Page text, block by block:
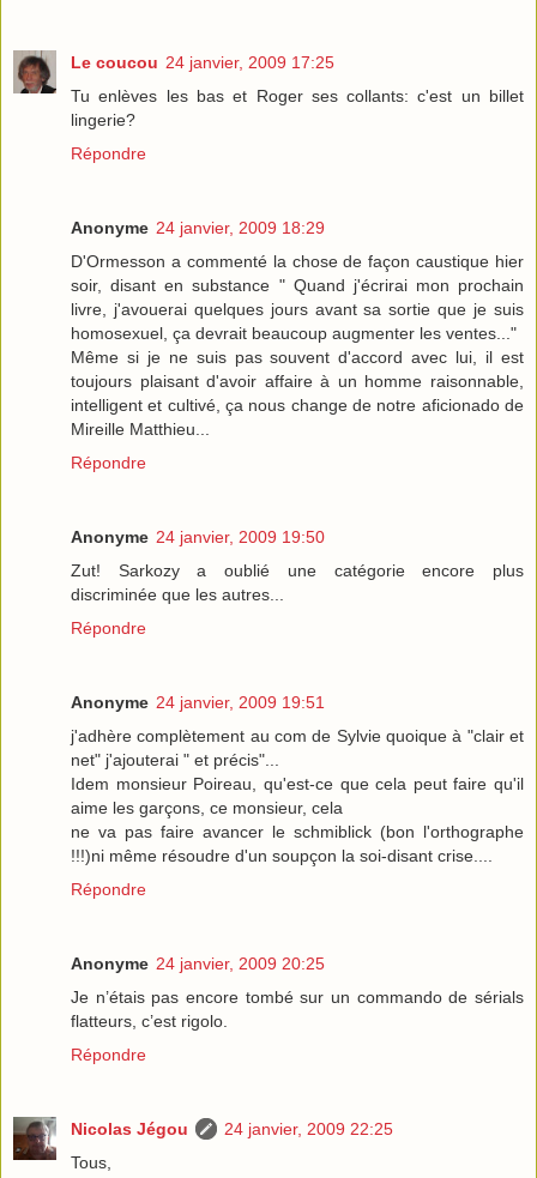
Le coucou 24 janvier, 2009 17:25
Tu enlèves les bas et Roger ses collants: c'est un billet
lingerie?
Répondre
Anonyme 24 janvier, 2009 18:29
D'Ormesson a commenté la chose de façon caustique hier
soir, disant en substance " Quand j'écrirai mon prochain
livre, j'avouerai quelques jours avant sa sortie que je suis
homosexuel, ça devrait beaucoup augmenter les ventes..."
Même si je ne suis pas souvent d'accord avec lui, il est
toujours plaisant d'avoir affaire à un homme raisonnable,
intelligent et cultivé, ça nous change de notre aficionado de
Mireille Matthieu...
Répondre
Anonyme 24 janvier, 2009 19:50
Zut! Sarkozy a oublié une catégorie encore plus
discriminée que les autres...
Répondre
Anonyme 24 janvier, 2009 19:51
j'adhère complètement au com de Sylvie quoique à "clair et
net" j'ajouterai " et précis"...
Idem monsieur Poireau, qu'est-ce que cela peut faire qu'il
aime les garçons, ce monsieur, cela
ne va pas faire avancer le schmiblick (bon l'orthographe
!!!)ni même résoudre d'un soupçon la soi-disant crise....
Répondre
Anonyme 24 janvier, 2009 20:25
Je n’étais pas encore tombé sur un commando de sérials
flatteurs, c’est rigolo.
Répondre
Nicolas Jégou
24 janvier, 2009 22:25
Tous,